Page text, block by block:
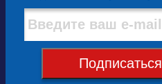
Подписаться